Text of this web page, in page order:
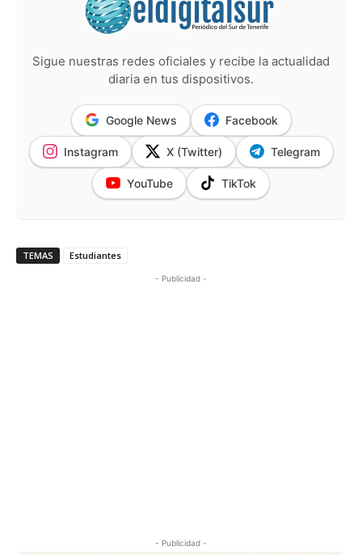
Sigue nuestras redes oficiales y recibe la actualidad
diaria en tus dispositivos.
Google News Facebook
Instagram X (Twitter) Telegram
YouTube TikTok
TEMAS Estudiantes
- Publicidad -
- Publicidad -